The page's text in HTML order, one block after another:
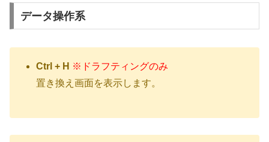
データ操作系
Ctrl + H ※ドラフティングのみ
置き換え画面を表示します。